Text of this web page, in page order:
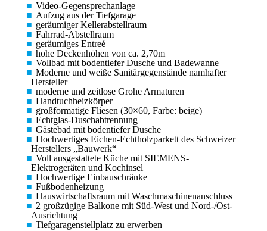
Video-Gegensprechanlage
Aufzug aus der Tiefgarage
geräumiger Kellerabstellraum
Fahrrad-Abstellraum
geräumiges Entreé
hohe Deckenhöhen von ca. 2,70m
Vollbad mit bodentiefer Dusche und Badewanne
Moderne und weiße Sanitärgegenstände namhafter
Hersteller
moderne und zeitlose Grohe Armaturen
Handtuchheizkörper
großformatige Fliesen (30×60, Farbe: beige)
Echtglas-Duschabtrennung
Gästebad mit bodentiefer Dusche
Hochwertiges Eichen-Echtholzparkett des Schweizer
Herstellers „Bauwerk“
Voll ausgestattete Küche mit SIEMENS-
Elektrogeräten und Kochinsel
Hochwertige Einbauschränke
Fußbodenheizung
Hauswirtschaftsraum mit Waschmaschinenanschluss
2 großzügige Balkone mit Süd-West und Nord-/Ost-
Ausrichtung
Tiefgaragenstellplatz zu erwerben